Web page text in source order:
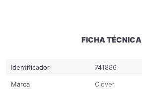
FICHA TÉCNICA
Identificador 741886
Marca Clover